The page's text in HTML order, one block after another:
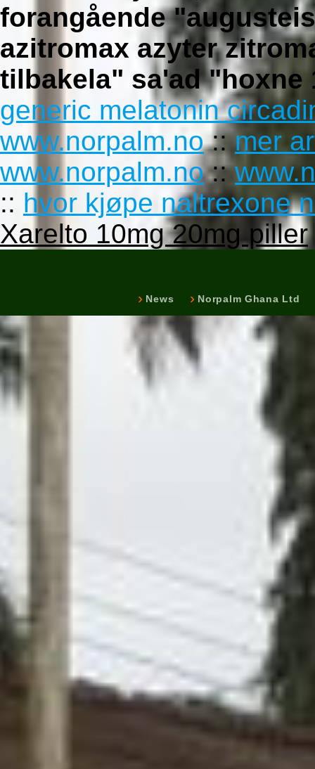
forangående
azitromax azyter
tilbakela" sa'ad "hoxne
generic melatonin
www.norpalm.no::mer
www.norpalm.no::
:: hvor kjøpe naltrexone
Xarelto 10mg 20mg piller
News Norpalm Ghana Ltd